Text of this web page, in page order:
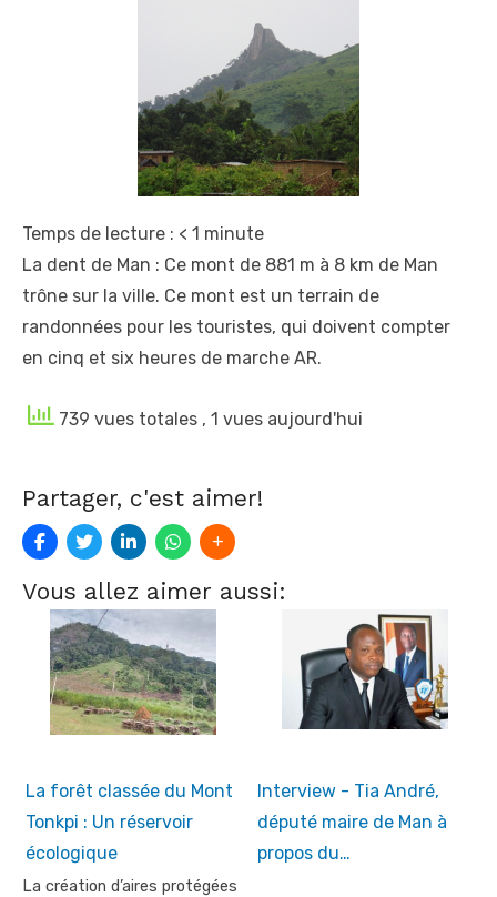
Temps de lecture : < 1 minute
La dent de Man : Ce mont de 881 m à 8 km de Man
trône sur la ville. Ce mont est un terrain de
randonnées pour les touristes, qui doivent compter
en cinq et six heures de marche AR.
739 vues totales , 1 vues aujourd'hui
Partager, c'est aimer!
Vous allez aimer aussi:
La forêt classée du Mont
Tonkpi : Un réservoir
écologique
La création d’aires protégées
Interview - Tia André,
député maire de Man à
propos du…